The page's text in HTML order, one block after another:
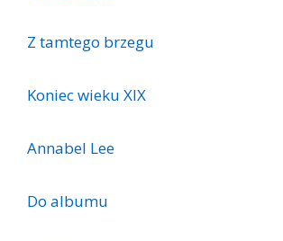
Z tamtego brzegu
Koniec wieku XIX
Annabel Lee
Do albumu